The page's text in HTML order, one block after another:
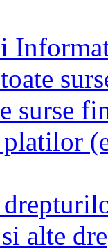
surse
alte